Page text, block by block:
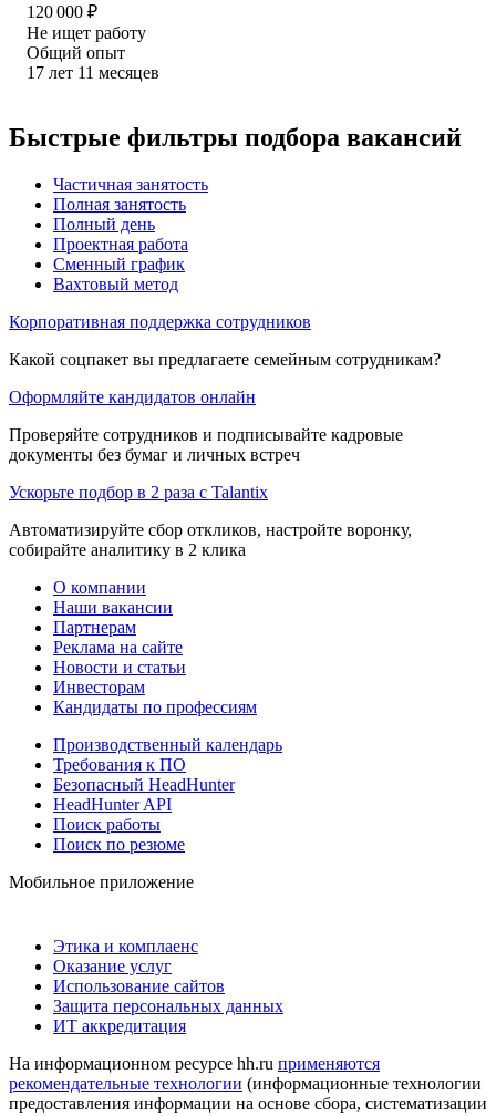
120 000 ₽
Не ищет работу
Общий опыт
17 лет 11 месяцев
Быстрые фильтры подбора вакансий
Частичная занятость
Полная занятость
Полный день
Проектная работа
Сменный график
Вахтовый метод
Корпоративная поддержка сотрудников
Какой соцпакет вы предлагаете семейным сотрудникам?
Оформляйте кандидатов онлайн
Проверяйте сотрудников и подписывайте кадровые
документы без бумаг и личных встреч
Ускорьте подбор в 2 раза с Talantix
Автоматизируйте сбор откликов, настройте воронку,
собирайте аналитику в 2 клика
О компании
Наши вакансии
Партнерам
Реклама на сайте
Новости и статьи
Инвесторам
Кандидаты по профессиям
Производственный календарь
Требования к ПО
Безопасный HeadHunter
HeadHunter API
Поиск работы
Поиск по резюме
Мобильное приложение
Этика и комплаенс
Оказание услуг
Использование сайтов
Защита персональных данных
ИТ аккредитация
На информационном ресурсе hh.ru применяются
рекомендательные технологии (информационные технологии
предоставления информации на основе сбора, систематизации